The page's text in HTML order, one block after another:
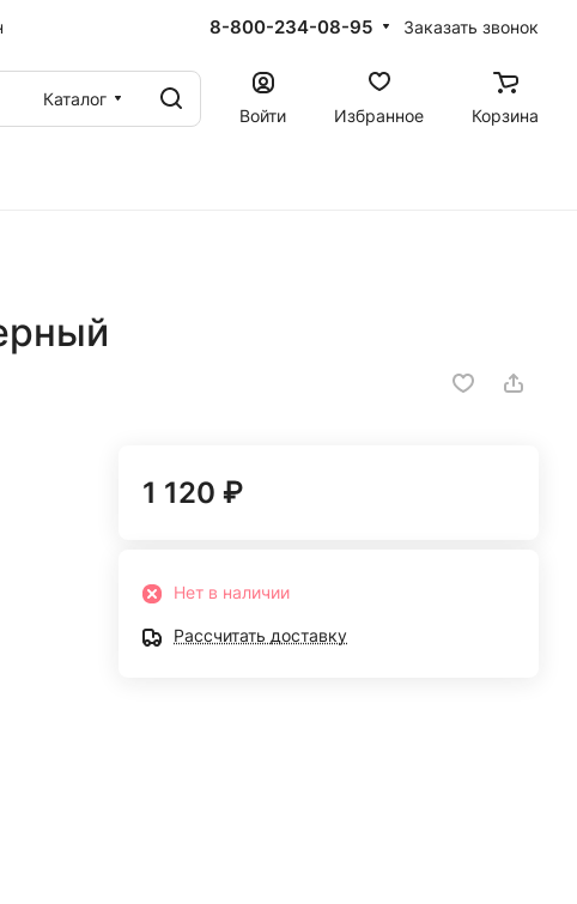
8-800-234-08-95 Заказать звонок
Каталог
Войти
Избранное Корзина
1 120 ₽
Нет в наличии
Рассчитать доставку